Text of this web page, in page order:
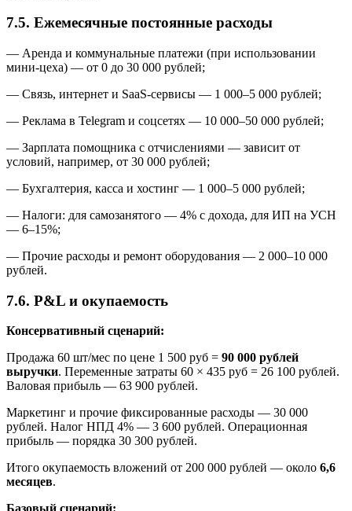
7.5. Ежемесячные постоянные расходы
— Аренда и коммунальные платежи (при использовании
мини-цеха) — от 0 до 30 000 рублей;
— Связь, интернет и SaaS-сервисы — 1 000–5 000 рублей;
— Реклама в Telegram и соцсетях — 10 000–50 000 рублей;
— Зарплата помощника с отчислениями — зависит от
условий, например, от 30 000 рублей;
— Бухгалтерия, касса и хостинг — 1 000–5 000 рублей;
— Налоги: для самозанятого — 4% с дохода, для ИП на УСН
— 6–15%;
— Прочие расходы и ремонт оборудования — 2 000–10 000
рублей.
7.6. P&L и окупаемость
Консервативный сценарий:
Продажа 60 шт/мес по цене 1 500 руб = 90 000 рублей
выручки. Переменные затраты 60 × 435 руб = 26 100 рублей.
Валовая прибыль — 63 900 рублей.
Маркетинг и прочие фиксированные расходы — 30 000
рублей. Налог НПД 4% — 3 600 рублей. Операционная
прибыль — порядка 30 300 рублей.
Итого окупаемость вложений от 200 000 рублей — около 6,6
месяцев.